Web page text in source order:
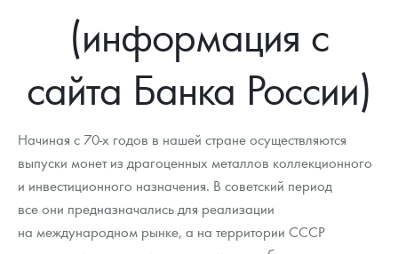
Золотая карманная галерея
Наборы подарочных и коллекционных монет
Книги по нумизматике
(информация с
сайта Банка России)
Начиная с 70-х годов в нашей стране осуществляются
выпуски монет из драгоценных металлов коллекционного
и инвестиционного назначения. В советский период
все они предназначались для реализации
на международном рынке, а на территории СССР